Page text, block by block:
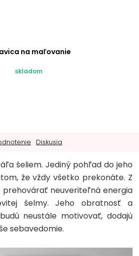
na maľovanie
skladom
Diskusia
šeliem. Jediný pohľad do jeho
že vždy všetko prekonáte. Z
prehovárať neuveriteľná energia
šelmy. Jeho obratnosť a
neustále motivovať, dodajú
sebavedomie.